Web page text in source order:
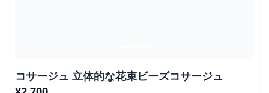
コサージュ 立体的な花束ビーズコサージュ